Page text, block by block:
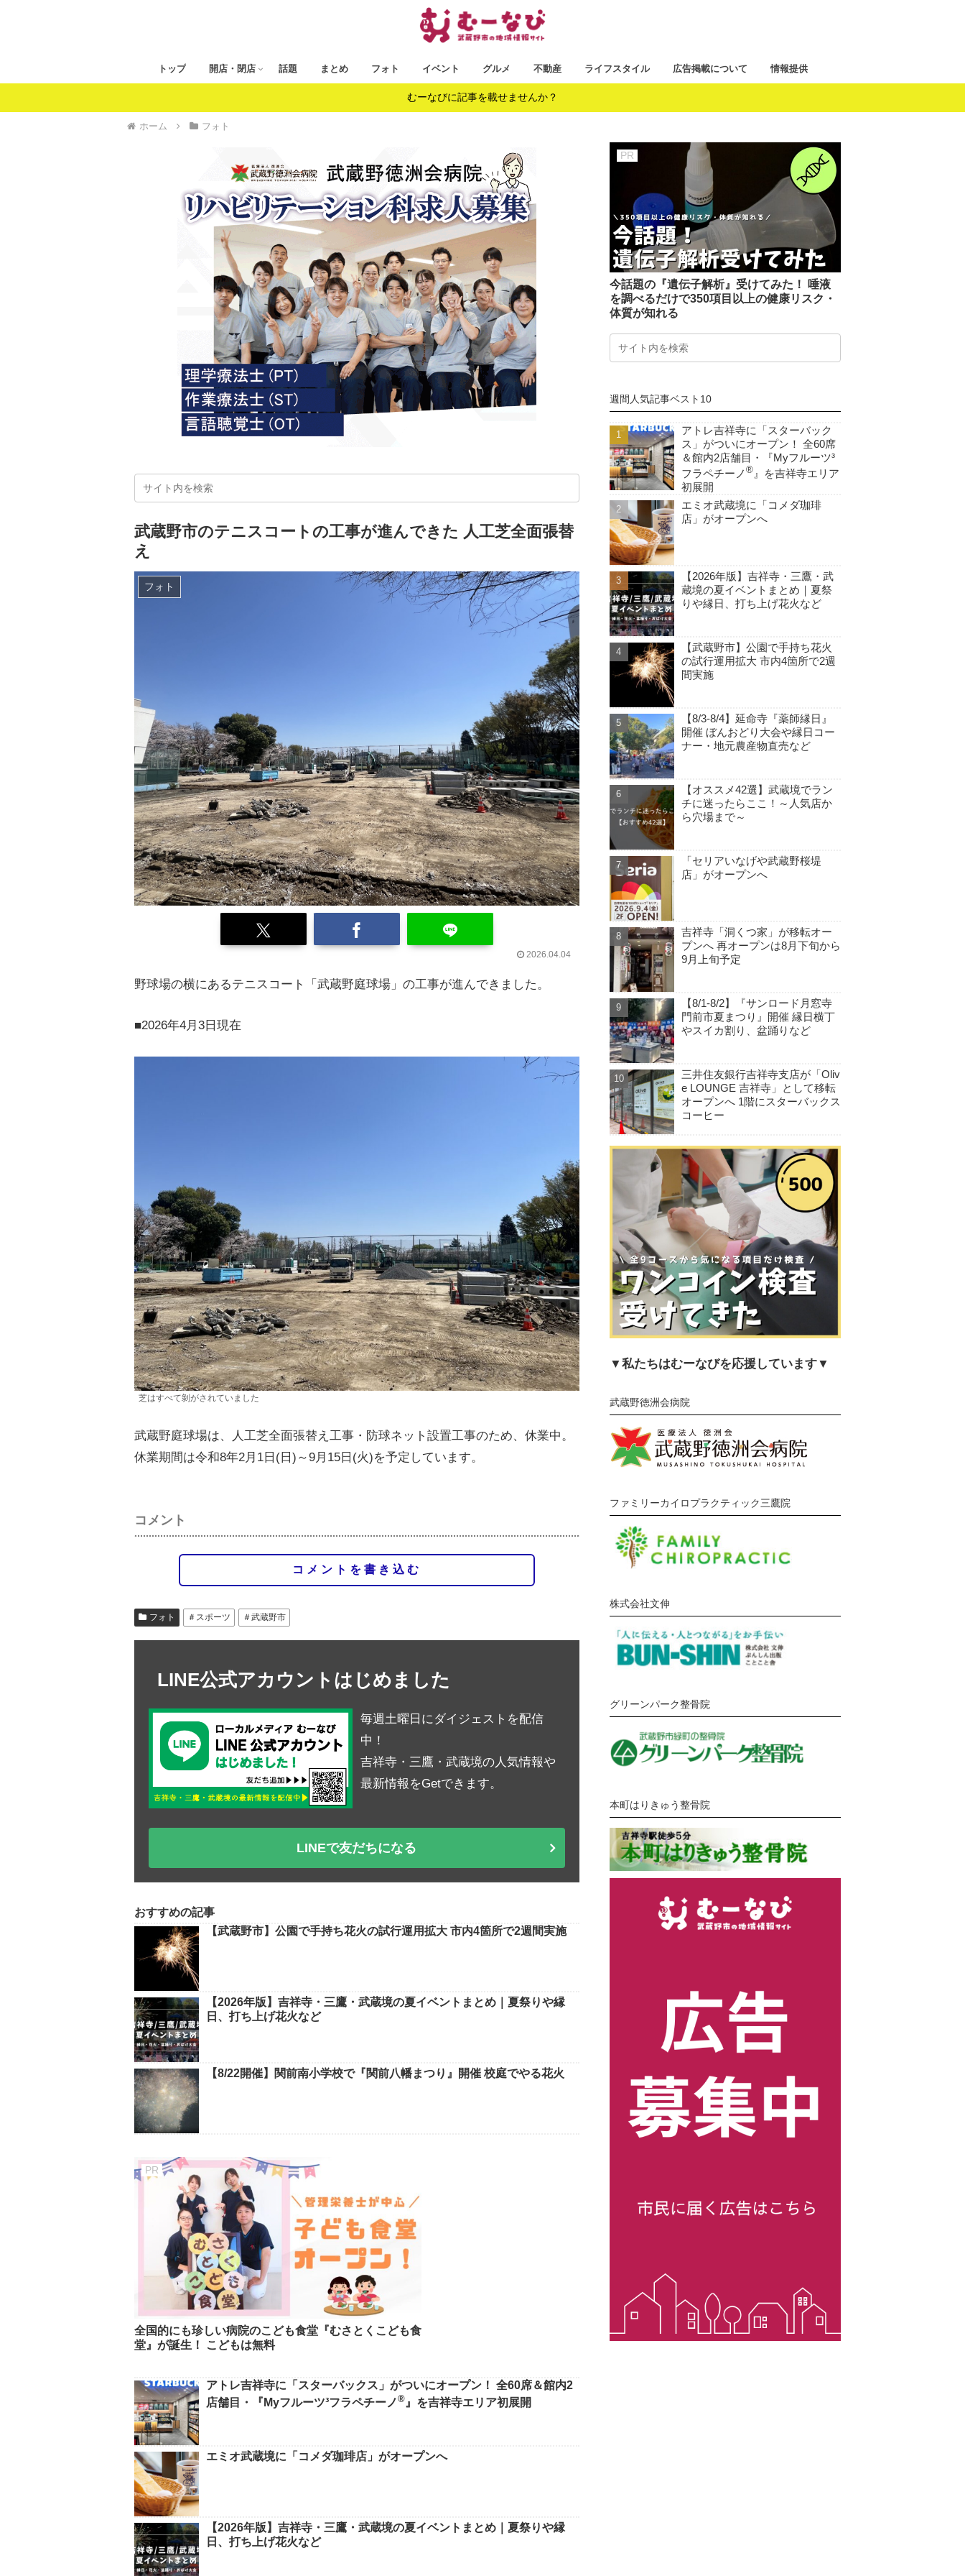
トップ 開店・閉店 話題 まとめ フォト イベント グルメ 不動産 ライフスタイル 広告掲載について 情報提供
むーなびに記事を載せませんか？
ホーム フォト
武蔵野市のテニスコートの工事が進んできた 人工芝全面張替
え
フォト
2026.04.04
野球場の横にあるテニスコート「武蔵野庭球場」の工事が進んできました。
■2026年4月3日現在
芝はすべて剝がされていました
武蔵野庭球場は、人工芝全面張替え工事・防球ネット設置工事のため、休業中。
休業期間は令和8年2月1日(日)～9月15日(火)を予定しています。
コメント
コメントを書き込む
フォト ＃スポーツ ＃武蔵野市
LINE公式アカウントはじめました
毎週土曜日にダイジェストを配信
中！
吉祥寺・三鷹・武蔵境の人気情報や
最新情報をGetできます。
LINEで友だちになる
おすすめの記事
【武蔵野市】公園で手持ち花火の試行運用拡大 市内4箇所で2週間実施
【2026年版】吉祥寺・三鷹・武蔵境の夏イベントまとめ｜夏祭りや縁
日、打ち上げ花火など
【8/22開催】関前南小学校で『関前八幡まつり』開催 校庭でやる花火
全国的にも珍しい病院のこども食堂『むさとくこども食
堂』が誕生！ こどもは無料
アトレ吉祥寺に「スターバックス」がついにオープン！ 全60席＆館内2
店舗目・『Myフルーツ³フラペチーノ®』を吉祥寺エリア初展開
エミオ武蔵境に「コメダ珈琲店」がオープンへ
【2026年版】吉祥寺・三鷹・武蔵境の夏イベントまとめ｜夏祭りや縁
日、打ち上げ花火など
今話題の『遺伝子解析』受けてみた！ 唾液
を調べるだけで350項目以上の健康リスク・
体質が知れる
週間人気記事ベスト10
アトレ吉祥寺に「スターバック
ス」がついにオープン！ 全60席
＆館内2店舗目・『Myフルーツ³
フラペチーノ ®』を吉祥寺エリア
初展開
エミオ武蔵境に「コメダ珈琲
店」がオープンへ
【2026年版】吉祥寺・三鷹・武
蔵境の夏イベントまとめ｜夏祭
りや縁日、打ち上げ花火など
【武蔵野市】公園で手持ち花火
の試行運用拡大 市内4箇所で2週
間実施
【8/3-8/4】延命寺『薬師縁日』
開催 ぼんおどり大会や縁日コー
ナー・地元農産物直売など
【オススメ42選】武蔵境でラン
チに迷ったらここ！～人気店か
ら穴場まで～
「セリアいなげや武蔵野桜堤
店」がオープンへ
吉祥寺「洞くつ家」が移転オー
プンへ 再オープンは8月下旬から
9月上旬予定
【8/1-8/2】『サンロード月窓寺
門前市夏まつり』開催 縁日横丁
やスイカ割り、盆踊りなど
三井住友銀行吉祥寺支店が「Oliv
e LOUNGE 吉祥寺」として移転
オープンへ 1階にスターバックス
コーヒー
▼私たちはむーなびを応援しています▼
武蔵野徳洲会病院
ファミリーカイロプラクティック三鷹院
株式会社文伸
グリーンパーク整骨院
本町はりきゅう整骨院